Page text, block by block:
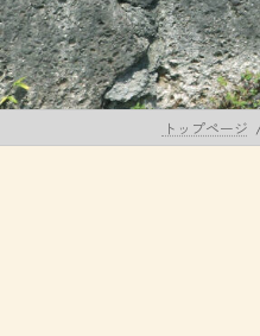
トップページ